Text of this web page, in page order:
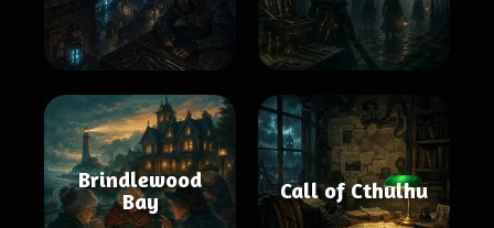
Brindlewood
Bay
Call of Cthulhu